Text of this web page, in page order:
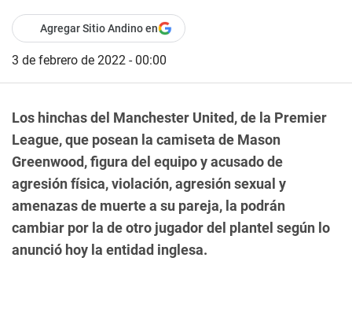
Agregar Sitio Andino en
3 de febrero de 2022 - 00:00
Los hinchas del Manchester United, de la Premier
League, que posean la camiseta de Mason
Greenwood, figura del equipo y acusado de
agresión física, violación, agresión sexual y
amenazas de muerte a su pareja, la podrán
cambiar por la de otro jugador del plantel según lo
anunció hoy la entidad inglesa.